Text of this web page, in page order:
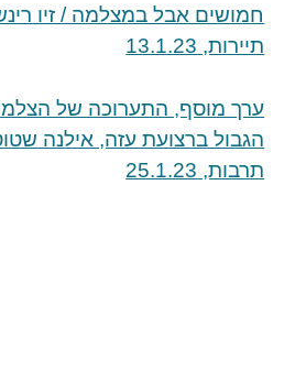
חמושים אבל במצלמה / זיו
תיירות, 13.1.23
ערך מוסף, התערוכה של
הגבול ברצועת עזה, אילנה
תרבות, 25.1.23